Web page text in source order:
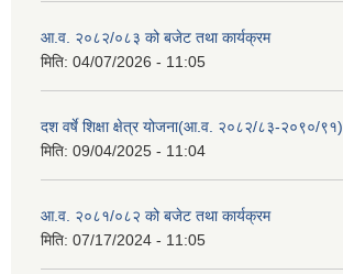
आ.व. २०८२/०८३ को बजेट तथा कार्यक्रम
मिति: 04/07/2026 - 11:05
दश वर्षे शिक्षा क्षेत्र योजना(आ.व. २०८२/८३-२०९०/९१)
मिति: 09/04/2025 - 11:04
आ.व. २०८१/०८२ को बजेट तथा कार्यक्रम
मिति: 07/17/2024 - 11:05